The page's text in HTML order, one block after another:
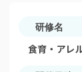
アカウ
メール
研修申
お支払
研修名
食育・アレ